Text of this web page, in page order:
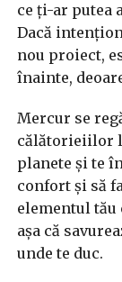
ce ți-ar putea
Dacă
nou proiect,
înainte,
Mercur se
călătorieiilor
planete și te
confort și să
elementul tău
așa că
unde te duc.